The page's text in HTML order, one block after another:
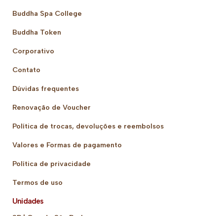
Buddha Spa College
Buddha Token
Corporativo
Contato
Dúvidas frequentes
Renovação de Voucher
Política de trocas, devoluções e reembolsos
Valores e Formas de pagamento
Política de privacidade
Termos de uso
Unidades